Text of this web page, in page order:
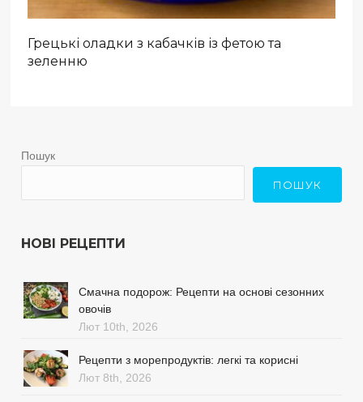
Грецькі оладки з кабачків із фетою та
зеленню
Пошук
ПОШУК
НОВІ РЕЦЕПТИ
Смачна подорож: Рецепти на основі сезонних
овочів
Лют 10th, 2026
Рецепти з морепродуктів: легкі та корисні
Лют 8th, 2026